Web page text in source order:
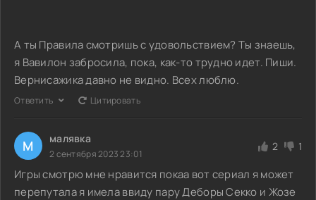
А ты Правила смотришь с удовольствием? Ты знаешь,
я Вавилон забросила, пока, как-то трудно идет. Пиши.
Вернисажика давно не видно. Всех люблю.
Ответить Цитировать
М малявка
2 сентября 2023 23:01
2 1
Игры смотрю мне нравится покаа вот сериал я может
перепутала я имела ввиду пару Деборы Секко и Жозе